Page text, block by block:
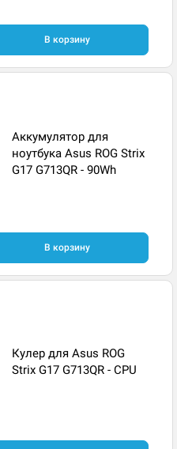
В корзину
Аккумулятор для
ноутбука Asus ROG Strix
G17 G713QR - 90Wh
В корзину
Кулер для Asus ROG
Strix G17 G713QR - CPU